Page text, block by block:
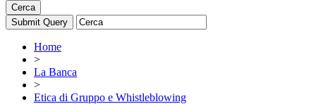
Cerca
Home
>
La Banca
>
Etica di Gruppo e Whistleblowing